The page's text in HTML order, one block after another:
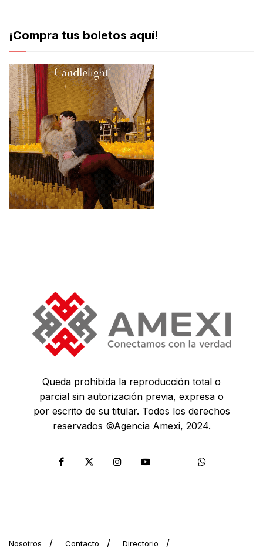
¡Compra tus boletos aquí!
Queda prohibida la reproducción total o
parcial sin autorización previa, expresa o
por escrito de su titular. Todos los derechos
reservados ©Agencia Amexi, 2024.
Nosotros Contacto Directorio